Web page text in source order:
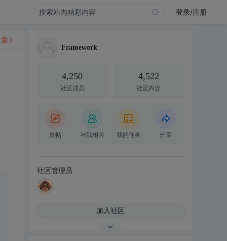
登录/注册
Framework
4,250
社区成员
4,522
社区内容
发帖 与我相关 我的任务 分享
社区管理员
加入社区